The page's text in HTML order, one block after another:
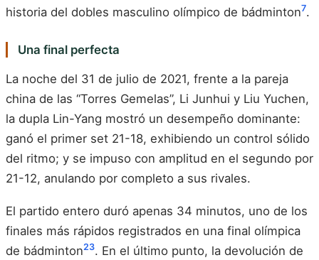
historia del dobles masculino olímpico de bádminton7.
Una final perfecta
La noche del 31 de julio de 2021, frente a la pareja
china de las “Torres Gemelas”, Li Junhui y Liu Yuchen,
la dupla Lin-Yang mostró un desempeño dominante:
ganó el primer set 21-18, exhibiendo un control sólido
del ritmo; y se impuso con amplitud en el segundo por
21-12, anulando por completo a sus rivales.
El partido entero duró apenas 34 minutos, uno de los
finales más rápidos registrados en una final olímpica
de bádminton23. En el último punto, la devolución de